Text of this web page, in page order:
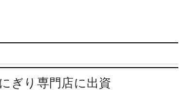
ぎり専門店に出資